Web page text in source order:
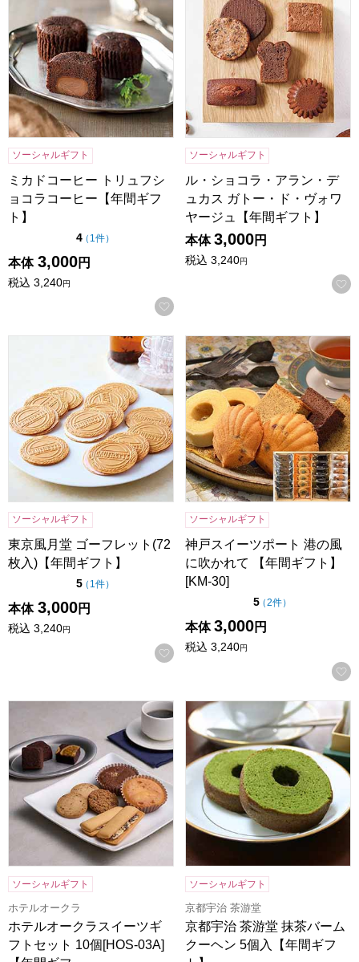
ソーシャルギフト
ミカドコーヒー トリュフシ
ョコラコーヒー【年間ギフ
ト】
4点（5点満点中）
（ 1件の評価
）
本体 3,000円
税込 3,240円
お気に入りに登録する
ソーシャルギフト
ル・ショコラ・アラン・デ
ュカス ガトー・ド・ヴォワ
ヤージュ【年間ギフト】
本体 3,000円
税込 3,240円
東京風月堂 ゴーフレット(72枚入)【年間ギフト】
ソーシャルギフト
東京風月堂 ゴーフレット(72
枚入)【年間ギフト】
5点（5点満点中）
（ 1件の評価
）
本体 3,000円
税込 3,240円
お気に入りに登録する
神戸スイーツポート 港の風
ソーシャルギフト
神戸スイーツポート 港の風
に吹かれて 【年間ギフト】
[KM-30]
5点（5点満点中）
（2件の評価
）
本体 3,000円
税込 3,240円
ホテルオークラスイーツギフトセット 10個[HOS-03A]【年
ソーシャルギフト
ホテルオークラ
ホテルオークラスイーツギ
フトセット 10個[HOS-03A]
京都宇治 茶游堂 抹茶バーム
ソーシャルギフト
京都宇治 茶游堂
京都宇治 茶游堂 抹茶バーム
クーヘン 5個入【年間ギフ